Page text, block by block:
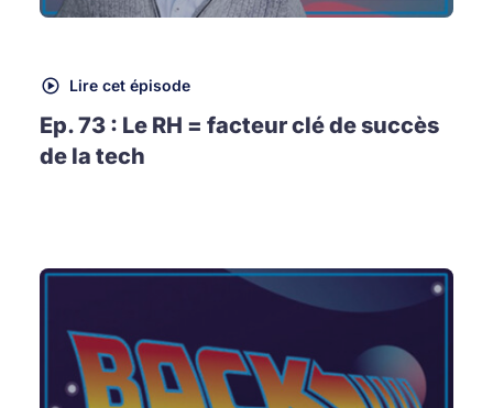
Lire cet épisode
Ep. 73 : Le RH = facteur clé de succès
de la tech